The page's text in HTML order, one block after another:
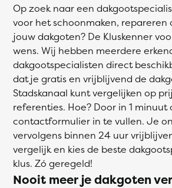
Op zoek naar een
voor het schoonmaken, repareren
jouw dakgoten? De Kluskenner
wens. Wij hebben meerdere
dakgootspecialisten direct
dat je gratis en vrijblijvend de
Stadskanaal kunt vergelijken op
referenties. Hoe? Door in 1 minuut
contactformulier in te vullen. Je
vervolgens binnen 24 uur
vergelijk en kies de beste
klus. Zó geregeld!
Nooit meer je dakgoten